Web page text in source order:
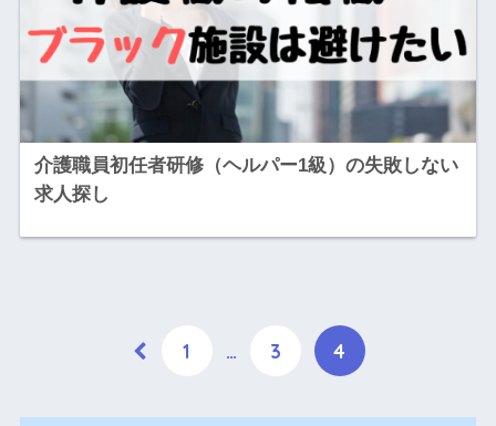
介護職員初任者研修（ヘルパー1級）の失敗しない
求人探し
1 … 3 4